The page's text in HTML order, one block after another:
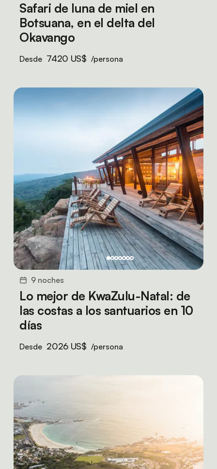
Safari de luna de miel en
Botsuana, en el delta del
Okavango
Desde 7420 US$ /persona
9 noches
Lo mejor de KwaZulu-Natal: de
las costas a los santuarios en 10
días
Desde 2026 US$ /persona